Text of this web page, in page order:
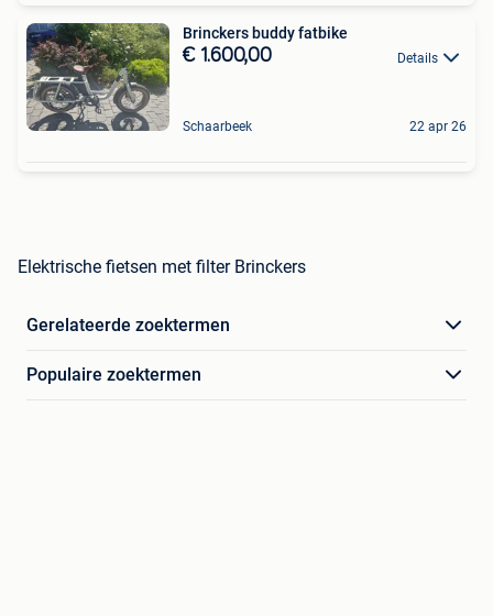
Brinckers buddy fatbike
€ 1.600,00 Details
Schaarbeek 22 apr 26
Elektrische fietsen met filter Brinckers
Gerelateerde zoektermen
Populaire zoektermen